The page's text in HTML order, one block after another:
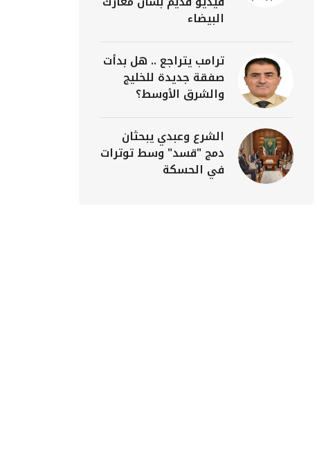
البيضاء
ترامب يتراجع .. هل بدأت
صفقة جديدة للخليج
والشرق الأوسط؟
الشرع وعبدي يبحثان
دمج "قسد" وسط توترات
في الحسكة